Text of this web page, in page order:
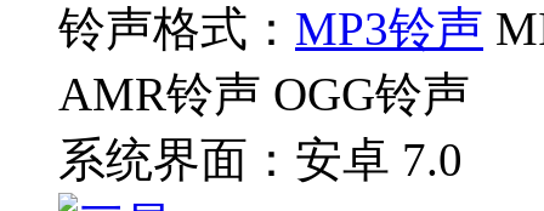
铃声格式： MP3铃声
AMR铃声 OGG铃声
系统界面： 安卓 7.0